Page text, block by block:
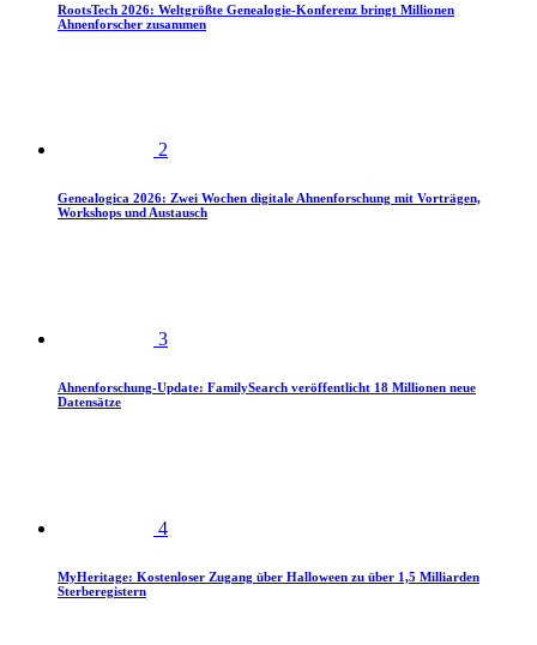
RootsTech 2026: Weltgrößte Genealogie-Konferenz bringt Millionen
Ahnenforscher zusammen
2
Genealogica 2026: Zwei Wochen digitale Ahnenforschung mit Vorträgen,
Workshops und Austausch
3
Ahnenforschung-Update: FamilySearch veröffentlicht 18 Millionen neue
Datensätze
4
MyHeritage: Kostenloser Zugang über Halloween zu über 1,5 Milliarden
Sterberegistern